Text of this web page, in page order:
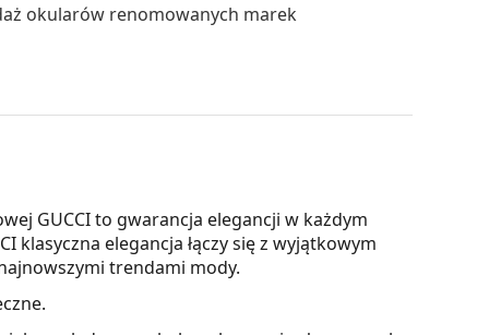
okularów renomowanych marek
GUCCI to gwarancja elegancji w każdym
klasyczna elegancja łączy się z wyjątkowym
trendami mody.